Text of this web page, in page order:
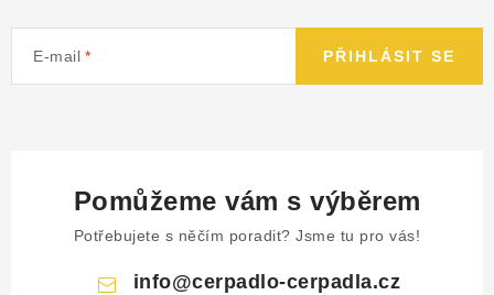
E-mail PŘIHLÁSIT SE
Pomůžeme vám s výběrem
Potřebujete s něčím poradit? Jsme tu pro vás!
info@cerpadlo-cerpadla.cz